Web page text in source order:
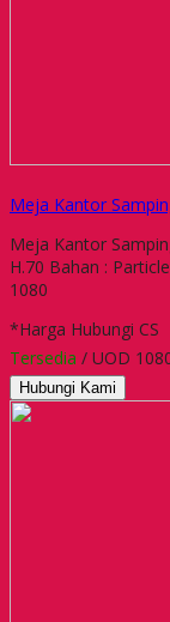
Meja Kantor
Meja Kantor
H.70 Bahan :
1080
*Harga Hubungi CS
Tersedia / UOD
Hubungi Kami